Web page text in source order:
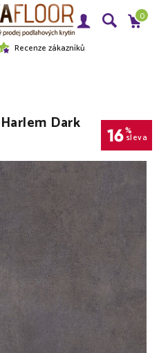
Recenze zákazníků
0
Dark
16%
sleva